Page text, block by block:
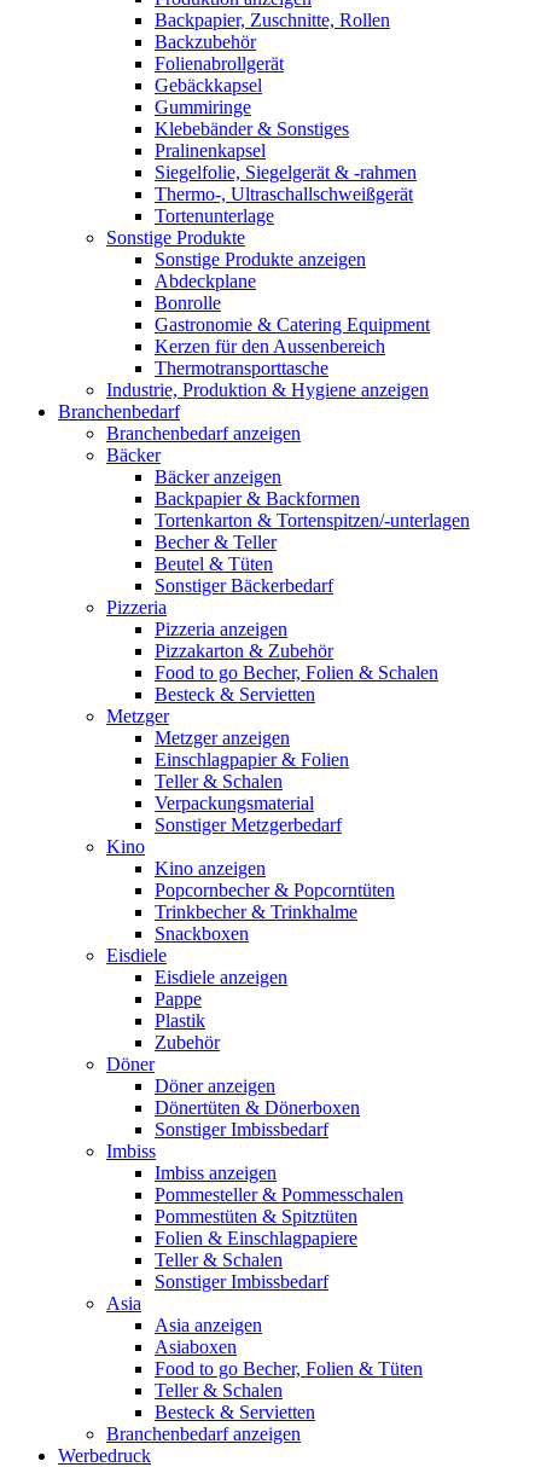
Backpapier, Zuschnitte, Rollen
Backzubehör
Folienabrollgerät
Gebäckkapsel
Gummiringe
Klebebänder & Sonstiges
Pralinenkapsel
Siegelfolie, Siegelgerät & -rahmen
Thermo-, Ultraschallschweißgerät
Tortenunterlage
Sonstige Produkte
Sonstige Produkte anzeigen
Abdeckplane
Bonrolle
Gastronomie & Catering Equipment
Kerzen für den Aussenbereich
Thermotransporttasche
Industrie, Produktion & Hygiene anzeigen
Branchenbedarf
Branchenbedarf anzeigen
Bäcker
Bäcker anzeigen
Backpapier & Backformen
Tortenkarton & Tortenspitzen/-unterlagen
Becher & Teller
Beutel & Tüten
Sonstiger Bäckerbedarf
Pizzeria
Pizzeria anzeigen
Pizzakarton & Zubehör
Food to go Becher, Folien & Schalen
Besteck & Servietten
Metzger
Metzger anzeigen
Einschlagpapier & Folien
Teller & Schalen
Verpackungsmaterial
Sonstiger Metzgerbedarf
Kino
Kino anzeigen
Popcornbecher & Popcorntüten
Trinkbecher & Trinkhalme
Snackboxen
Eisdiele
Eisdiele anzeigen
Pappe
Plastik
Zubehör
Döner
Döner anzeigen
Dönertüten & Dönerboxen
Sonstiger Imbissbedarf
Imbiss
Imbiss anzeigen
Pommesteller & Pommesschalen
Pommestüten & Spitztüten
Folien & Einschlagpapiere
Teller & Schalen
Sonstiger Imbissbedarf
Asia
Asia anzeigen
Asiaboxen
Food to go Becher, Folien & Tüten
Teller & Schalen
Besteck & Servietten
Branchenbedarf anzeigen
Werbedruck